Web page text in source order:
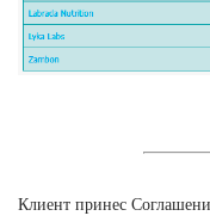
Клиент принес